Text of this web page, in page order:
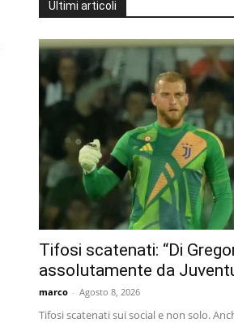
Ultimi articoli
Tifosi scatenati: “Di
assolutamente da
marco - Agosto 8, 2026
Tifosi scatenati sui social e non solo.